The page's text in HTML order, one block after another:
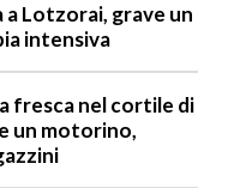
a Lotzorai, grave un
intensiva
fresca nel cortile di
un motorino,